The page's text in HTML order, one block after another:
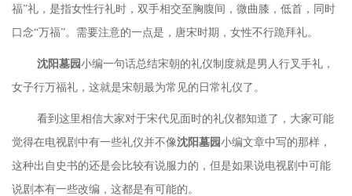
福”礼，是指女性行礼时，双手相交至胸腹间，微曲膝，低首，同时
口念“万福”。需要注意的一点是，唐宋时期，女性不行跪拜礼。
沈阳墓园小编一句话总结宋朝的礼仪制度就是男人行叉手礼，
女子行万福礼，这就是宋朝最为常见的日常礼仪了。
看到这里相信大家对于宋代见面时的礼仪都知道了，大家可能
觉得在电视剧中有一些礼仪并不像沈阳墓园小编文章中写的那样，
这种出自史书的还是会比较有说服力的，但是如果说电视剧中可能
说剧本有一些改编，这都是有可能的。